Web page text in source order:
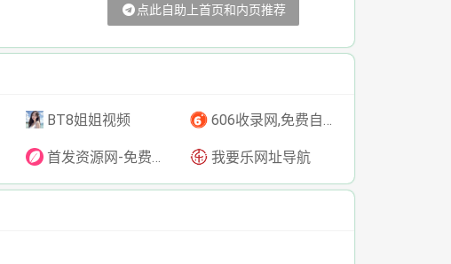
点此自助上首页和内页推荐
BT8姐姐视频 606收录网,免费自动秒收录网址,提供自动收录,网站导航大全源码,自动链,友情链接交换。
首发资源网-免费资源下载-最新php源码下载-热门资源下载 我要乐网址导航